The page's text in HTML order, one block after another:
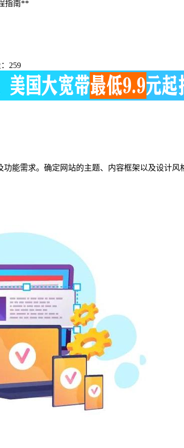
指南**
259
能需求。确定网站的主题、内容框架以及设计